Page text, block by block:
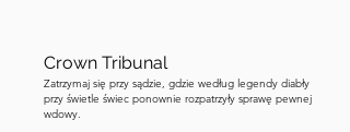
Crown Tribunal
Zatrzymaj się przy sądzie, gdzie według legendy diabły
przy świetle świec ponownie rozpatrzyły sprawę pewnej
wdowy.